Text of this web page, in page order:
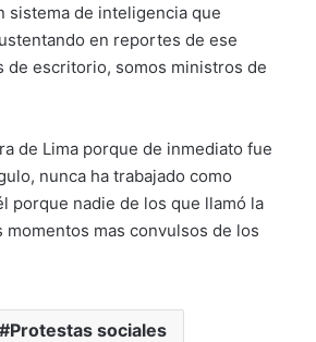
sistema de inteligencia que
en reportes de ese
de escritorio, somos ministros de
de Lima porque de inmediato fue
nunca ha trabajado como
porque nadie de los que llamó la
mas convulsos de los
Protestas sociales